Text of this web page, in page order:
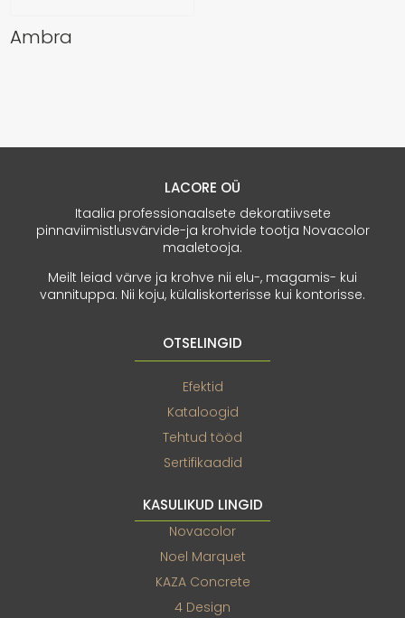
Ambra
LACORE OÜ
Itaalia professionaalsete dekoratiivsete
pinnaviimistlusvärvide-ja krohvide tootja Novacolor
maaletooja.
Meilt leiad värve ja krohve nii elu-, magamis- kui
vannituppa. Nii koju, külaliskorterisse kui kontorisse.
OTSELINGID
Efektid
Kataloogid
Tehtud tööd
Sertifikaadid
KASULIKUD LINGID
Novacolor
Noel Marquet
KAZA Concrete
4 Design